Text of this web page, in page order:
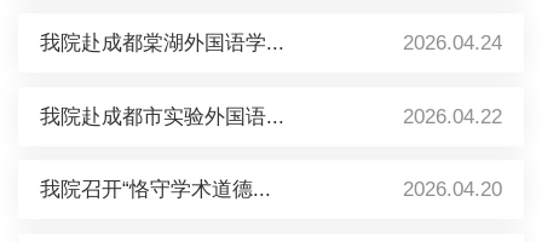
我院赴成都棠湖外国语学... 2026.04.24
我院赴成都市实验外国语... 2026.04.22
我院召开“恪守学术道德... 2026.04.20